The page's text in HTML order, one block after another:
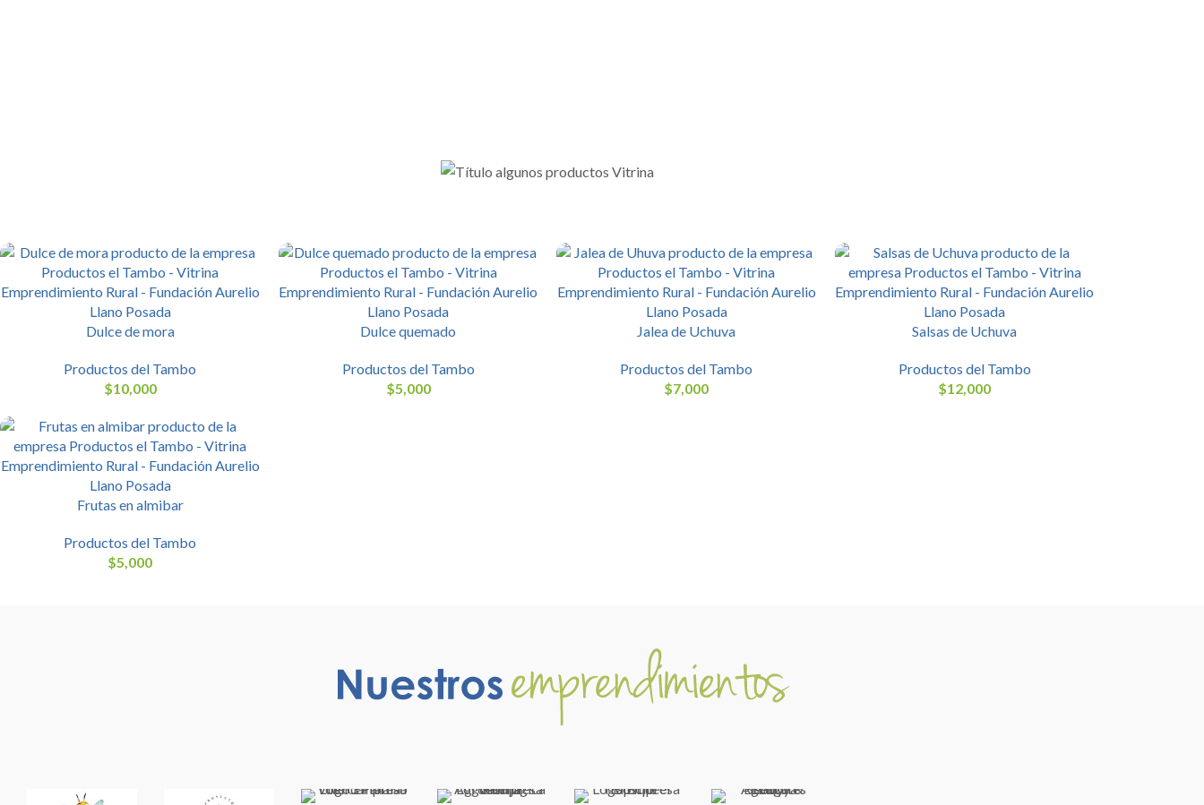
Dulce de mora
Productos del Tambo
$10,000
Dulce quemado
Productos del Tambo
$5,000
Jalea de Uchuva
Productos del Tambo
$7,000
Salsas de Uchuva
Productos del Tambo
$12,000
Frutas en almibar
Productos del Tambo
$5,000